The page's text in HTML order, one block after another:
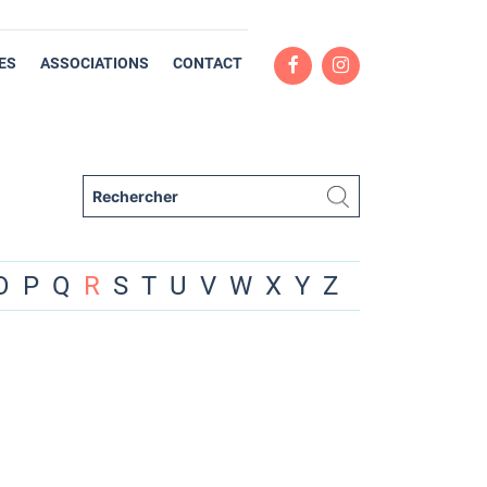
ASSOCIATIONS CONTACT
P Q R S T U V W X Y Z